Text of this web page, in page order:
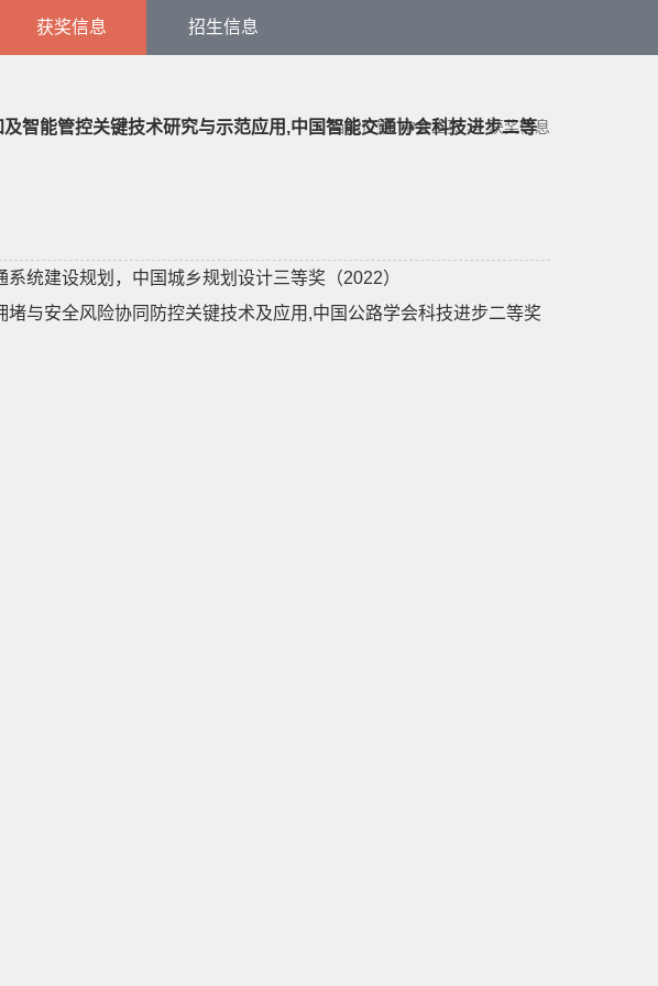
获奖信息 招生信息
当前位置:中文主页>>获奖信息
智能管控关键技术研究与示范应用,中国智能交通协会科技进步二等
统建设规划，中国城乡规划设计三等奖（2022）
堵与安全风险协同防控关键技术及应用,中国公路学会科技进步二等奖